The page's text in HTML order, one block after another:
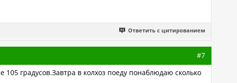
Ответить с цитированием
#7
градусов.Завтра в колхоз поеду понаблюдаю сколько